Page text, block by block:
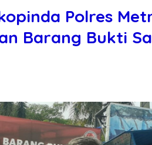
Polres
Barang Bukti